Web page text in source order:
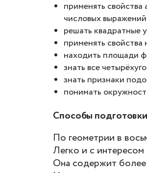
применять
числовых
решать квадратные
применять
находить площади
знать все
знать признаки
понимать
Способы
По геометрии в
Легко и с
Она содержит